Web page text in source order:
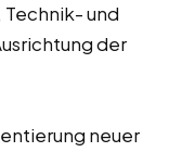
und
der
neuer